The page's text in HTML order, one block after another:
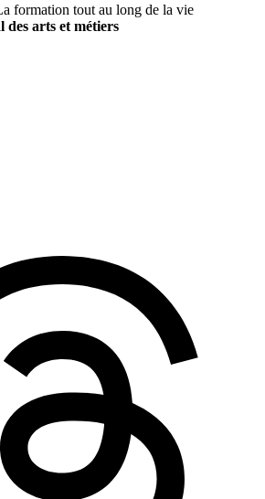
formation tout au long de la vie
des arts et métiers